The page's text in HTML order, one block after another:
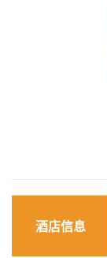
酒店信息